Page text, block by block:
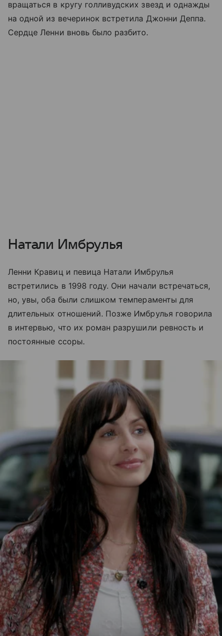
вращаться в кругу голливудских звезд и однажды
на одной из вечеринок встретила Джонни Деппа.
Сердце Ленни вновь было разбито.
Натали Имбрулья
Ленни Кравиц и певица Натали Имбрулья
встретились в 1998 году. Они начали встречаться,
но, увы, оба были слишком темпераменты для
длительных отношений. Позже Имбрулья говорила
в интервью, что их роман разрушили ревность и
постоянные ссоры.